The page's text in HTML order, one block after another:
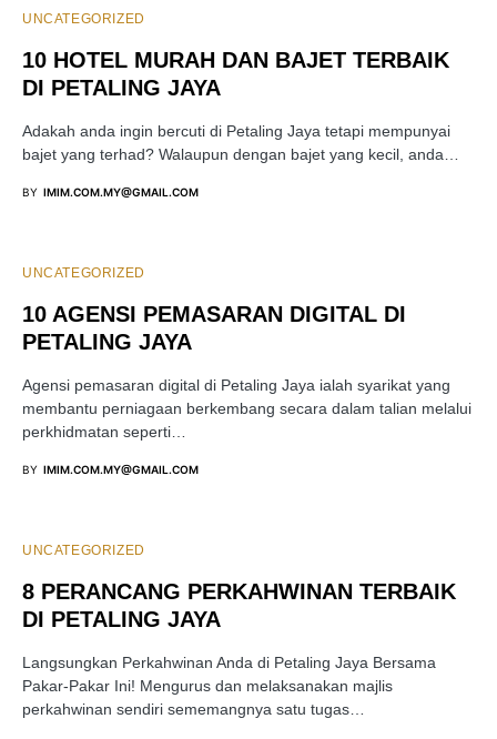
UNCATEGORIZED
10 HOTEL MURAH DAN BAJET TERBAIK
DI PETALING JAYA
Adakah anda ingin bercuti di Petaling Jaya tetapi mempunyai
bajet yang terhad? Walaupun dengan bajet yang kecil, anda…
BY IMIM.COM.MY@GMAIL.COM
UNCATEGORIZED
10 AGENSI PEMASARAN DIGITAL DI
PETALING JAYA
Agensi pemasaran digital di Petaling Jaya ialah syarikat yang
membantu perniagaan berkembang secara dalam talian melalui
perkhidmatan seperti…
BY IMIM.COM.MY@GMAIL.COM
UNCATEGORIZED
8 PERANCANG PERKAHWINAN TERBAIK
DI PETALING JAYA
Langsungkan Perkahwinan Anda di Petaling Jaya Bersama
Pakar-Pakar Ini! Mengurus dan melaksanakan majlis
perkahwinan sendiri sememangnya satu tugas…